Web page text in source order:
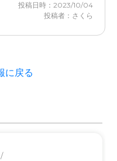
について
考えて作られてると思
投稿日時：2023/10/04
投稿者：さくら
に戻る